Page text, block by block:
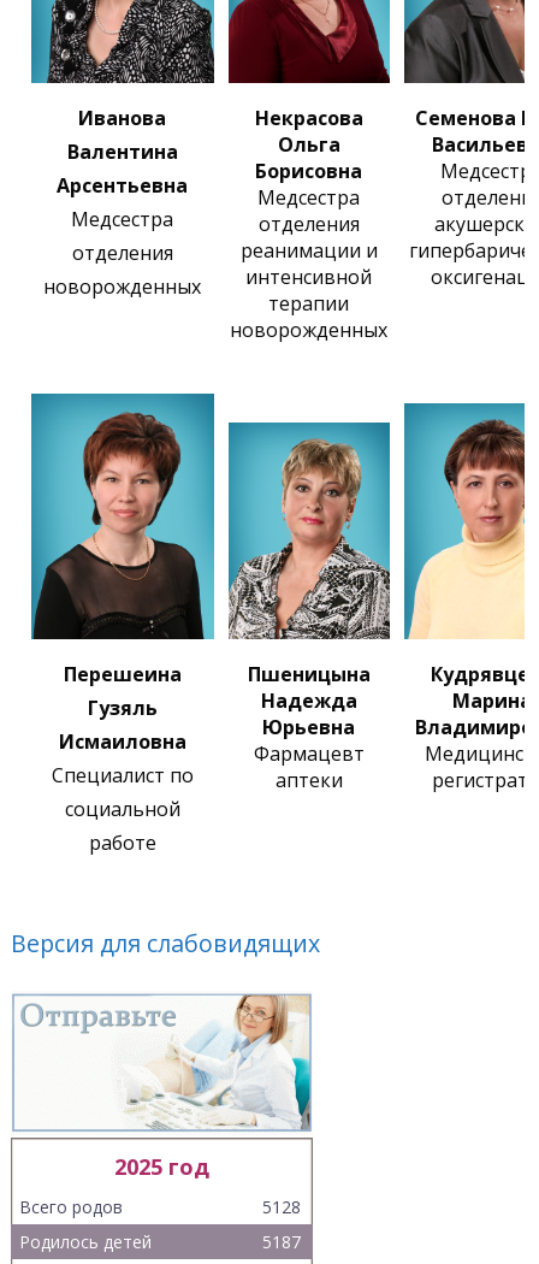
Иванова
Валентина
Арсентьевна
Медсестра
отделения
новорожденных
Некрасова
Ольга
Борисовна
Медсестра
отделения
реанимации и
интенсивной
терапии
новорожденных
Семенова
Перешеина
Гузяль
Исмаиловна
Специалист по
социальной
работе
Пшеницына
Надежда
Юрьевна
Фармацевт
аптеки
Марина
Версия для слабовидящих
2025 год
Всего родов
5128
Родилось детей
5187